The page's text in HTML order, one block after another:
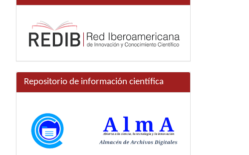
Repositorio de información científica